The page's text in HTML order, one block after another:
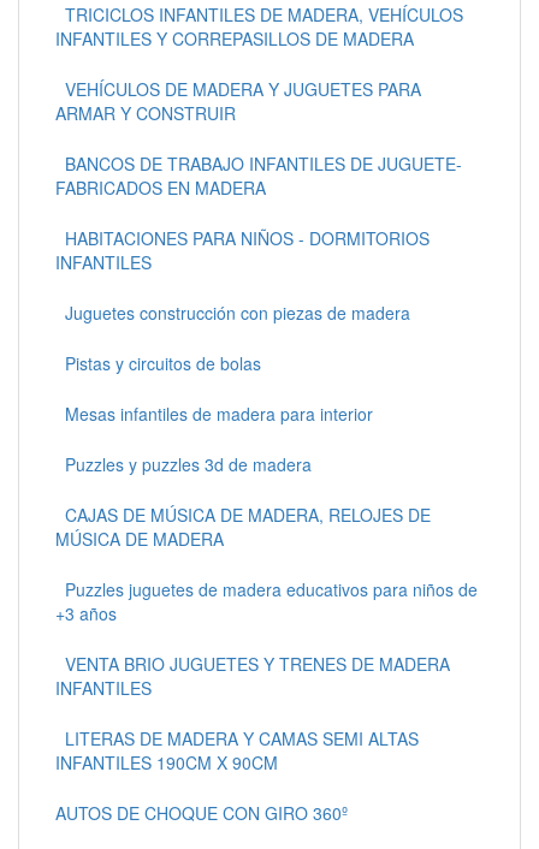
TRICICLOS INFANTILES DE MADERA, VEHÍCULOS
INFANTILES Y CORREPASILLOS DE MADERA
VEHÍCULOS DE MADERA Y JUGUETES PARA
ARMAR Y CONSTRUIR
BANCOS DE TRABAJO INFANTILES DE JUGUETE-
FABRICADOS EN MADERA
HABITACIONES PARA NIÑOS - DORMITORIOS
INFANTILES
Juguetes construcción con piezas de madera
Pistas y circuitos de bolas
Mesas infantiles de madera para interior
Puzzles y puzzles 3d de madera
CAJAS DE MÚSICA DE MADERA, RELOJES DE
MÚSICA DE MADERA
Puzzles juguetes de madera educativos para niños de
+3 años
VENTA BRIO JUGUETES Y TRENES DE MADERA
INFANTILES
LITERAS DE MADERA Y CAMAS SEMI ALTAS
INFANTILES 190CM X 90CM
AUTOS DE CHOQUE CON GIRO 360º